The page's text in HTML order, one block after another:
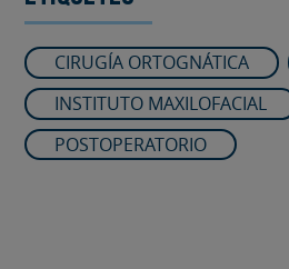
CIRUGÍA ORTOGNÁTICA
INSTITUTO MAXILOFACIAL
POSTOPERATORIO